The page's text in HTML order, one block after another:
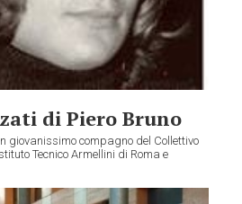
di Piero Bruno
giovanissimo compagno del Collettivo
Tecnico Armellini di Roma e